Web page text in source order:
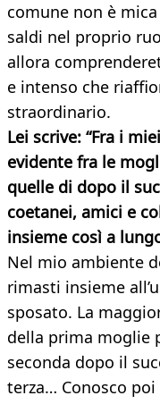
comune non è
saldi nel proprio
allora
e intenso che
straordinario.
Lei scrive: “Fra i
evidente fra le
quelle di dopo il
coetanei, amici e
insieme così a
Nel mio ambiente
rimasti insieme
sposato. La
della prima moglie
seconda dopo il
terza… Conosco